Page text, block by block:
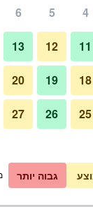
ללילה
₪684 אני
₪727 אני
4
5
6
11
12
13
18
19
20
25
26
27
גבוה יותר